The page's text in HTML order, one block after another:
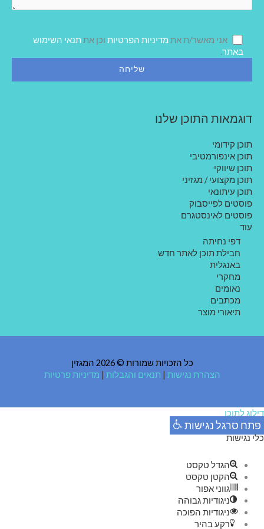
אני מאשר/ת את מדיניות הפרטיות וכן אתתנאי השימוש
באתר.
דוגמאות התוכן שלנו
תוכן קידומי
תוכן אינפורמטיבי
תוכן שיווקי
תוכן מקצועי / מגזיני
תוכן עיתונאי
פוסטים לפייסבוק
פוסטים לאינסטגרם
עוד
דפי נחיתה
חבילת תוכן לאתר חדש
באנגלית
מחקרי
נאומים
מכתבים
תיאורי מוצר
כל הזכויות שמורות © 2026 המגזין
הצהרת נגישות | תנאים והגבלות | מדיניות פרטיות
דילוג לתוכן
פתח סרגל נגישות
כלי נגישות
הגדל טקסט
הקטן טקסט
גווני אפור
ניגודיות גבוהה
ניגודיות הפוכה
רקע בהיר